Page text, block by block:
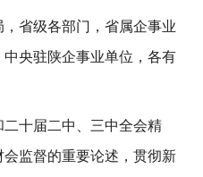
省级各部门，省属企事业
央驻陕企事业单位，各有
十届二中、三中全会精
监督的重要论述，贯彻新